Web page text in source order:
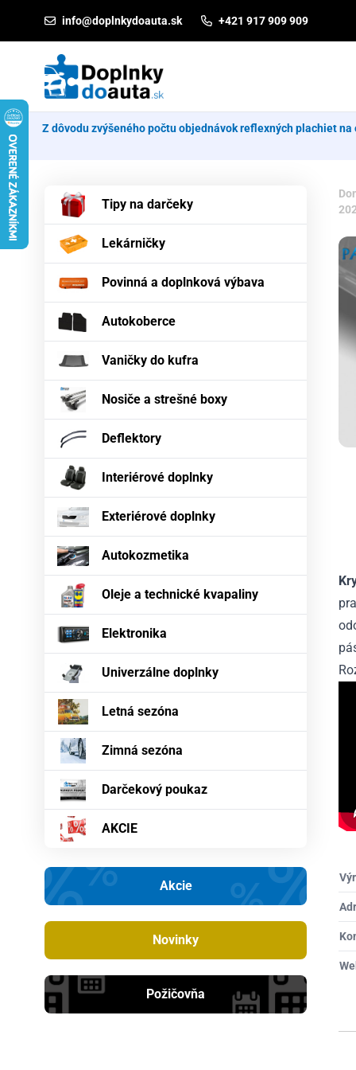
info@doplnkydoauta.sk +421 917 909 909
Z dôvodu zvýšeného počtu objednávok reflexných plachiet
Tipy na darčeky
Lekárničky
Povinná a doplnková výbava
Autokoberce
Vaničky do kufra
Nosiče a strešné boxy
Deflektory
Interiérové doplnky
Exteriérové doplnky
Autokozmetika
Oleje a technické kvapaliny
Elektronika
Univerzálne doplnky
Letná sezóna
Zimná sezóna
Darčekový poukaz
AKCIE
Akcie
Novinky
Požičovňa